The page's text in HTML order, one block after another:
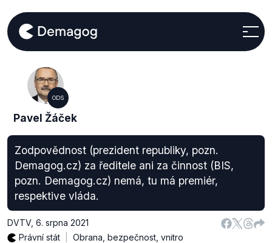
ODS
Pavel Žáček
Zodpovědnost (prezident republiky, pozn.
Demagog.cz) za ředitele ani za činnost (BIS,
pozn. Demagog.cz) nemá, tu má premiér,
respektive vláda.
DVTV, 6. srpna 2021
Právní stát
Obrana, bezpečnost, vnitro